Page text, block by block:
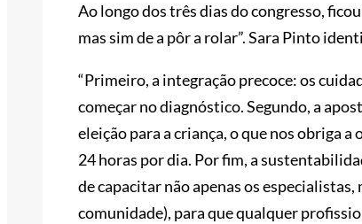
Ao longo dos três dias do congresso,
mas sim de a pôr a rolar”. Sara Pinto
“Primeiro, a integração precoce: os
começar no diagnóstico. Segundo, a
eleição para a criança, o que nos obriga
24 horas por dia. Por fim, a
de capacitar não apenas os
comunidade), para que qualquer